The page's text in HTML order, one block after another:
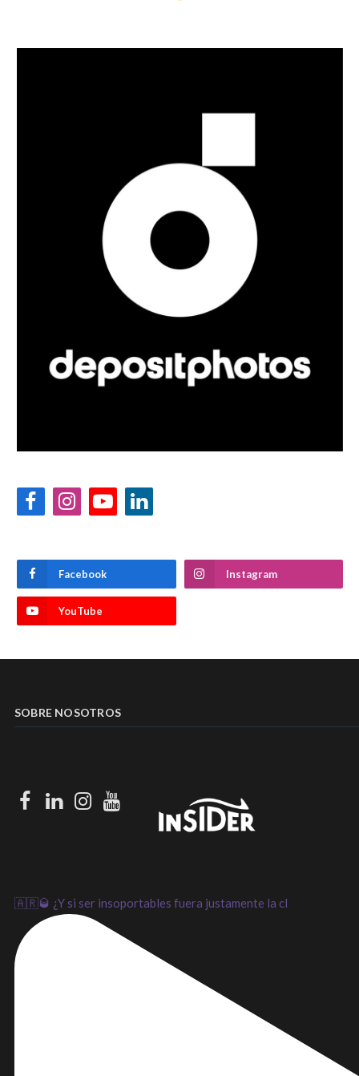
FacebookInstagramYouTubeLinkedIn
Facebook Instagram
YouTube
SOBRE NOSOTROS
Facebook
LinkedIn
Instagram
Youtube
🇦🇷🥃 ¿Y si ser insoportables fuera justamente la cl